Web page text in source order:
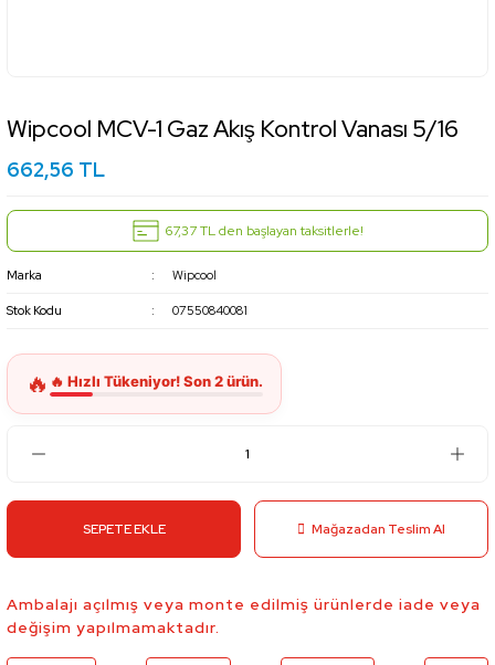
Wipcool MCV-1 Gaz Akış Kontrol Vanası 5/16
662,56 TL
67,37 TL den başlayan taksitlerle!
Marka Wipcool
Stok Kodu 07550840081
SEPETE EKLE Mağazadan Teslim Al
Ambalajı açılmış veya monte edilmiş ürünlerde iade veya
değişim yapılmamaktadır.